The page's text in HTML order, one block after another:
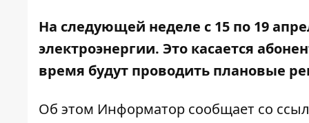
На следующей неделе с 15 по 19
электроэнергии. Это касается
время будут проводить плановые
Об этом Информатор сообщает со